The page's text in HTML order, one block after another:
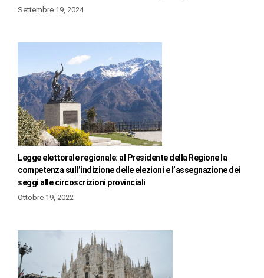
Settembre 19, 2024
Legge elettorale regionale: al Presidente della Regione la
competenza sull’indizione delle elezioni e l’assegnazione dei
seggi alle circoscrizioni provinciali
Ottobre 19, 2022